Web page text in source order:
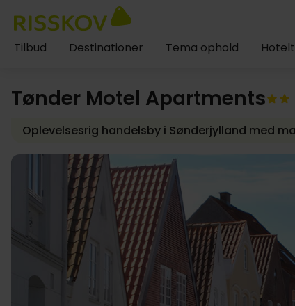
Tilbud Destinationer Tema ophold
Risskov Bilferie Danmark Jylland Sønderjylland
Tønder Motel Apartments
Oplevelsesrig handelsby i Sønderjylland med